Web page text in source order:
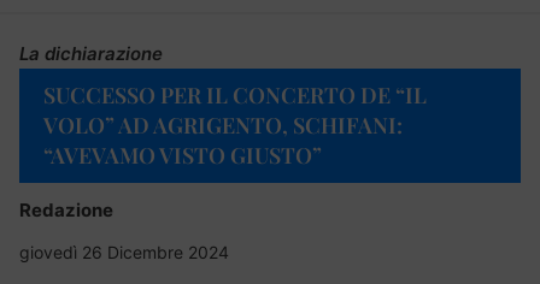
La dichiarazione
SUCCESSO PER IL CONCERTO DE “IL
VOLO” AD AGRIGENTO, SCHIFANI:
“AVEVAMO VISTO GIUSTO”
Redazione
giovedì 26 Dicembre 2024